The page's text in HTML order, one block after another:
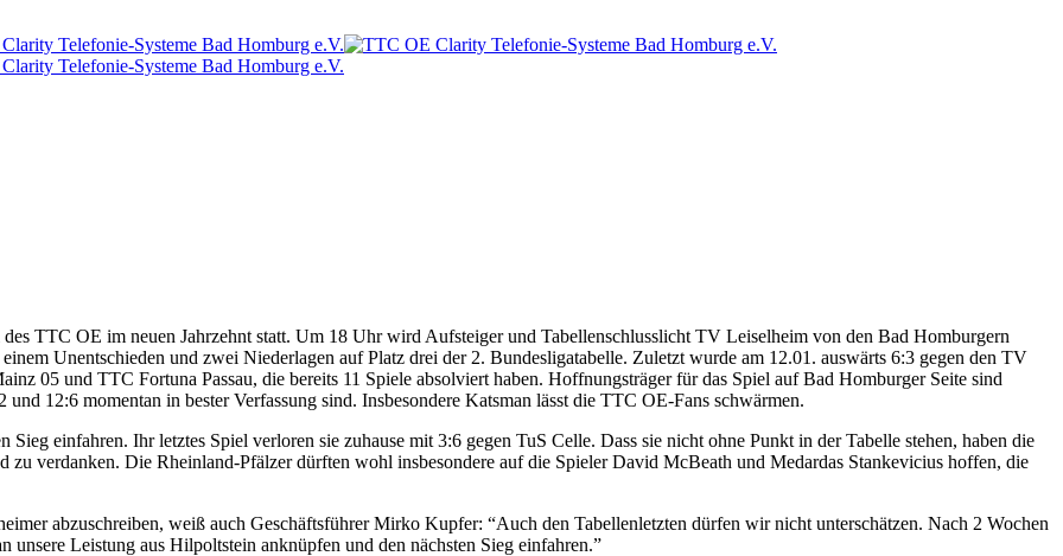
TTC OE im neuen Jahrzehnt statt. Um 18 Uhr wird Aufsteiger und Tabellenschlusslicht TV Leiselheim von den Bad Homburgern
Unentschieden und zwei Niederlagen auf Platz drei der 2. Bundesligatabelle. Zuletzt wurde am 12.01. auswärts 6:3 gegen den TV
05 und TTC Fortuna Passau, die bereits 11 Spiele absolviert haben. Hoffnungsträger für das Spiel auf Bad Homburger Seite sind
12:6 momentan in bester Verfassung sind. Insbesondere Katsman lässt die TTC OE-Fans schwärmen.
einfahren. Ihr letztes Spiel verloren sie zuhause mit 3:6 gegen TuS Celle. Dass sie nicht ohne Punkt in der Tabelle stehen, haben die
verdanken. Die Rheinland-Pfälzer dürften wohl insbesondere auf die Spieler David McBeath und Medardas Stankevicius hoffen, die
abzuschreiben, weiß auch Geschäftsführer Mirko Kupfer: “Auch den Tabellenletzten dürfen wir nicht unterschätzen. Nach 2 Wochen
Leistung aus Hilpoltstein anknüpfen und den nächsten Sieg einfahren.”